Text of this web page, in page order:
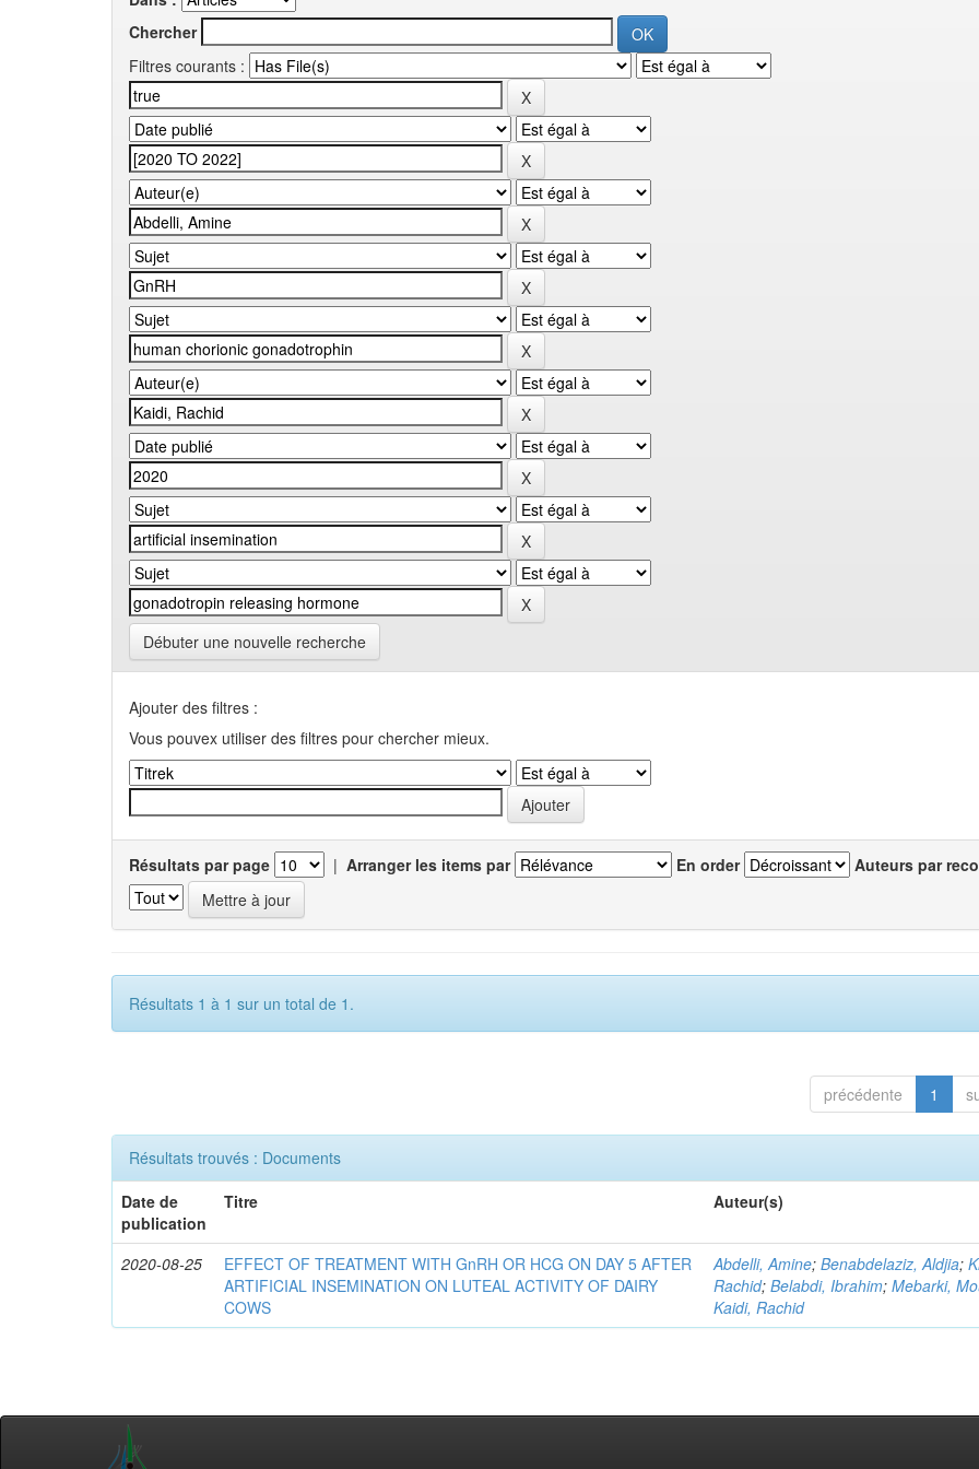
Chercher
Filtres courants :
Débuter une nouvelle recherche
Ajouter des filtres :
Vous pouvex utiliser des filtres pour chercher mieux.
Résultats par page | Arranger les items par En order Auteurs par
Résultats 1 à 1 sur un total de 1.
précédente 1
Résultats trouvés : Documents
Date de
publication
Titre Auteur(s)
2020-08-25
EFFECT OF TREATMENT WITH GnRH OR HCG ON DAY 5 AFTER
ARTIFICIAL INSEMINATION ON LUTEAL ACTIVITY OF DAIRY
COWS
Abdelli, Amine;Benabdelaziz, Aldjia;
Rachid;Belabdi, Ibrahim;Mebarki,
Kaidi, Rachid